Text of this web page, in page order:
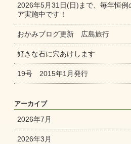
2026年5月31日(日)まで、毎年恒例
ア実施中です！
おかみブログ更新 広島旅行
好きな石に穴あけします
19号 2015年1月発行
アーカイブ
2026年7月
2026年3月